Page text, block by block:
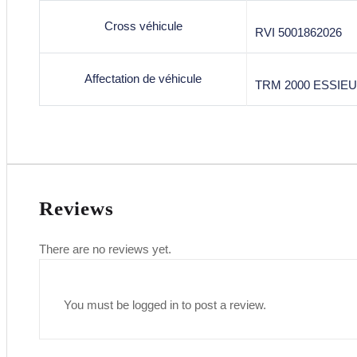
Cross véhicule RVI 5001862026
Affectation de véhicule TRM 2000
Reviews
There are no reviews yet.
You must be logged in to post a review.